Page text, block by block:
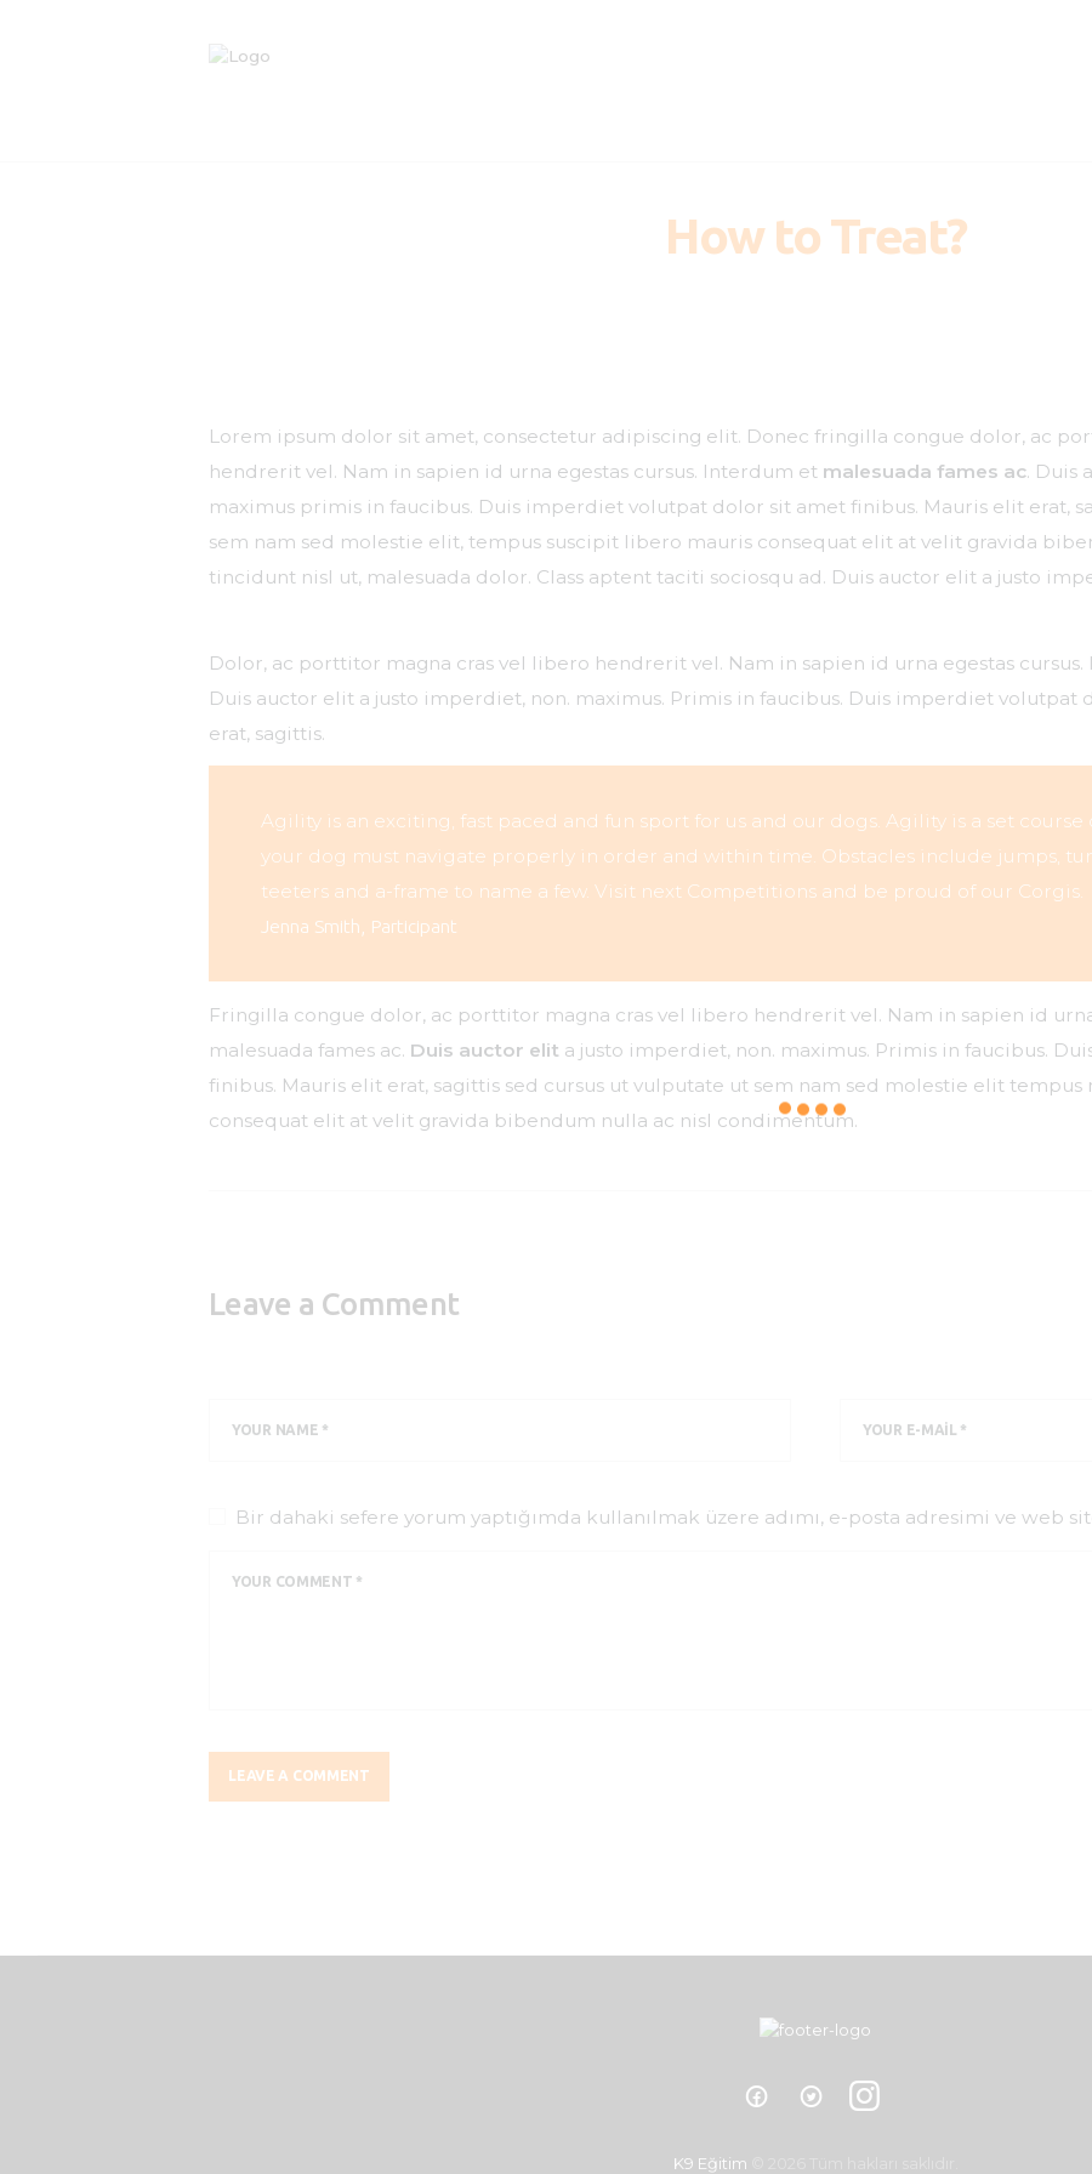
How to Treat?
Lorem ipsum dolor sit amet, consectetur adipiscing elit. Donec fringilla congue dolor, ac
hendrerit vel. Nam in sapien id urna egestas cursus. Interdum et malesuada fames ac. Duis
maximus primis in faucibus. Duis imperdiet volutpat dolor sit amet finibus. Mauris elit erat,
sem nam sed molestie elit, tempus suscipit libero mauris consequat elit at velit gravida
tincidunt nisl ut, malesuada dolor. Class aptent taciti sociosqu ad. Duis auctor elit a justo
Dolor, ac porttitor magna cras vel libero hendrerit vel. Nam in sapien id urna egestas
Duis auctor elit a justo imperdiet, non. maximus. Primis in faucibus. Duis imperdiet
erat, sagittis.
Agility is an exciting, fast paced and fun sport for us and our dogs. Agility is a set course
your dog must navigate properly in order and within time. Obstacles include jumps,
teeters and a-frame to name a few. Visit next Competitions and be proud of our Corgis.
Jenna Smith, Participant
Fringilla congue dolor, ac porttitor magna cras vel libero hendrerit vel. Nam in sapien id
malesuada fames ac. Duis auctor elit a justo imperdiet, non. maximus. Primis in faucibus.
finibus. Mauris elit erat, sagittis sed cursus ut vulputate ut sem nam sed molestie elit
consequat elit at velit gravida bibendum nulla ac nisl condimentum.
Leave a Comment
Bir dahaki sefere yorum yaptığımda kullanılmak üzere adımı, e-posta adresimi ve web
K9 Eğitim